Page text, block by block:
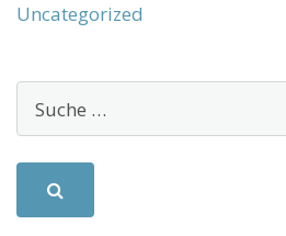
Uncategorized